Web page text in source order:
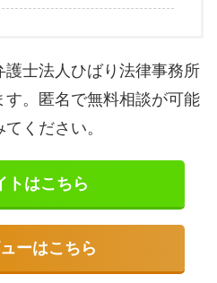
士法人ひばり法律事務所
。匿名で無料相談が可能
ください。
トはこちら
ーはこちら